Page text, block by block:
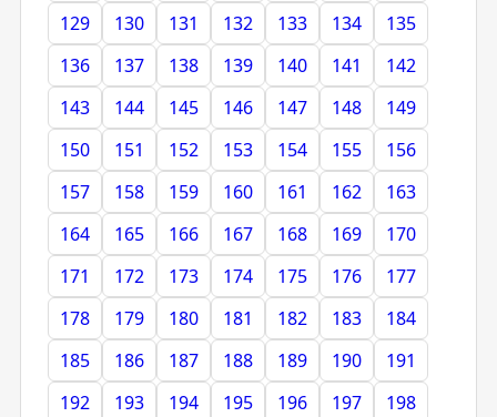
129
130 131 132 133 134
135
136
137 138 139 140 141
142
143
144 145 146 147 148
149
150
151 152 153 154 155
156
157
158 159 160 161 162
163
164
165 166 167 168 169
170
171
172 173 174 175 176
177
178
179 180 181 182 183
184
185
186 187 188 189 190
191
192
193 194 195 196 197
198